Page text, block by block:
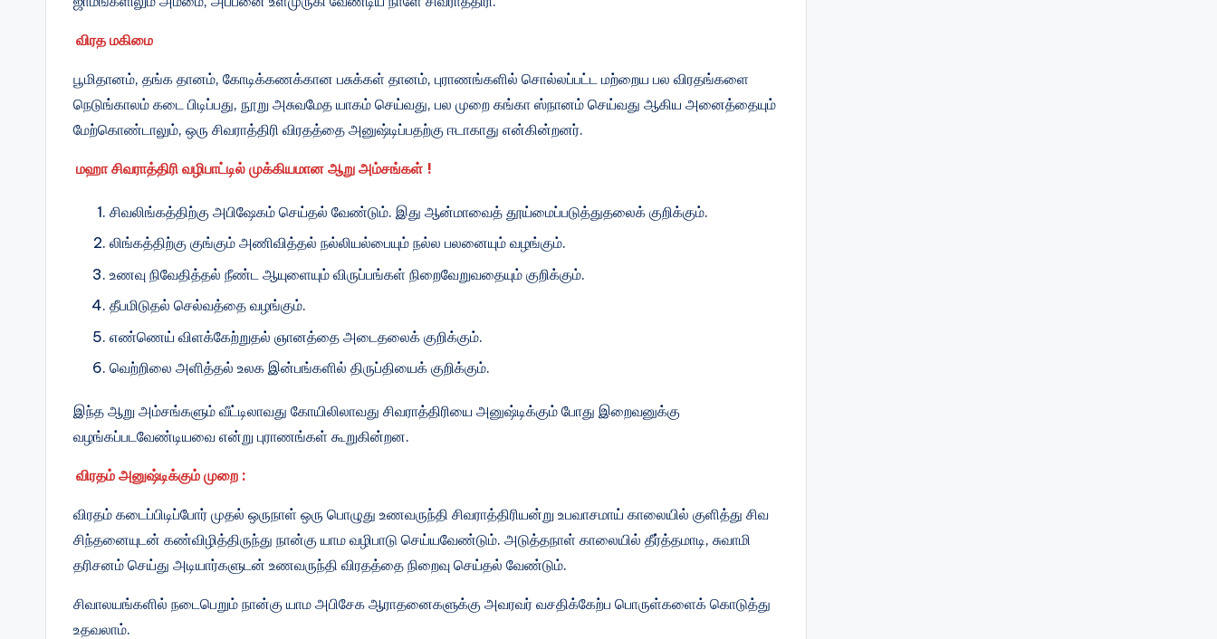
விரத மகிமை
பூமிதானம், தங்க தானம், கோடிக்கணக்கான பசுக்கள் தானம், புராணங்களில் சொல்லப்பட்ட மற்றைய பல விரதங்களை
நெடுங்காலம் கடை பிடிப்பது, நூறு அசுவமேத யாகம் செய்வது, பல முறை கங்கா ஸ்நானம் செய்வது ஆகிய அனைத்தையும்
மேற்கொண்டாலும், ஒரு சிவராத்திரி விரதத்தை அனுஷ்டிப்பதற்கு ஈடாகாது என்கின்றனர்.
மஹா சிவராத்திரி வழிபாட்டில் முக்கியமான ஆறு அம்சங்கள் !
சிவலிங்கத்திற்கு அபிஷேகம் செய்தல் வேண்டும். இது ஆன்மாவைத் தூய்மைப்படுத்துதலைக் குறிக்கும்.
லிங்கத்திற்கு குங்கும் அணிவித்தல் நல்லியல்பையும் நல்ல பலனையும் வழங்கும்.
உணவு நிவேதித்தல் நீண்ட ஆயுளையும் விருப்பங்கள் நிறைவேறுவதையும் குறிக்கும்.
தீபமிடுதல் செல்வத்தை வழங்கும்.
எண்ணெய் விளக்கேற்றுதல் ஞானத்தை அடைதலைக் குறிக்கும்.
வெற்றிலை அளித்தல் உலக இன்பங்களில் திருப்தியைக் குறிக்கும்.
இந்த ஆறு அம்சங்களும் வீட்டிலாவது கோயிலிலாவது சிவராத்திரியை அனுஷ்டிக்கும் போது இறைவனுக்கு
வழங்கப்படவேண்டியவை என்று புராணங்கள் கூறுகின்றன.
விரதம் அனுஷ்டிக்கும் முறை :
விரதம் கடைப்பிடிப்போர் முதல் ஒருநாள் ஒரு பொழுது உணவருந்தி சிவராத்திரியன்று உபவாசமாய் காலையில் குளித்து சிவ
சிந்தனையுடன் கண்விழித்திருந்து நான்கு யாம வழிபாடு செய்யவேண்டும். அடுத்தநாள் காலையில் தீர்த்தமாடி, சுவாமி
தரிசனம் செய்து அடியார்களுடன் உணவருந்தி விரதத்தை நிறைவு செய்தல் வேண்டும்.
சிவாலயங்களில் நடைபெறும் நான்கு யாம அபிசேக ஆராதனைகளுக்கு அவரவர் வசதிக்கேற்ப பொருள்களைக் கொடுத்து
உதவலாம்.